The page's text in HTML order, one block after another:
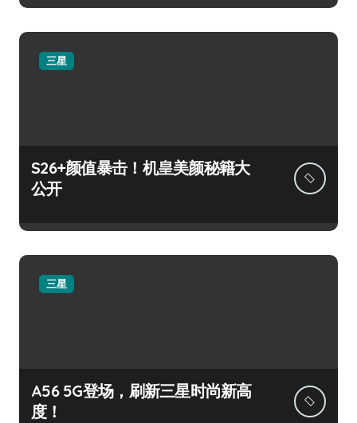
三星
S26+颜值暴击！机皇美颜秘籍大
公开
三星
A56 5G登场，刷新三星时尚新高
度！